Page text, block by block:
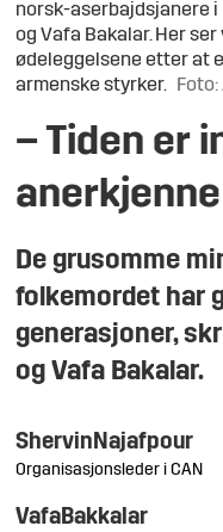
norsk-aserbajdsjanere i
og Vafa Bakalar. Her
ødeleggelsene etter at
armenske styrker.
– Tiden er
De grusomme
folkemordet har
generasjoner,
og Vafa Bakalar.
ShervinNajafpour
Organisasjonsleder i CAN
VafaBakkalar